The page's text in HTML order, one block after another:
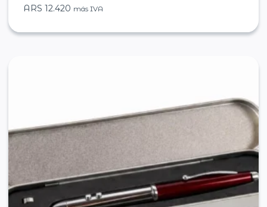
ARS 12.420 más IVA